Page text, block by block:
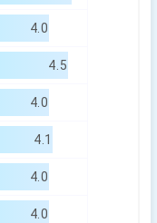
4.0
4.5
4.0
4.1
4.0
4.0